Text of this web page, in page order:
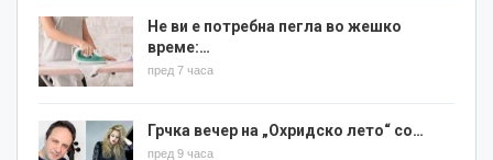
Не ви е потребна пегла во жешко
време:…
пред 7 часа
Грчка вечер на „Охридско лето“ со…
пред 9 часа